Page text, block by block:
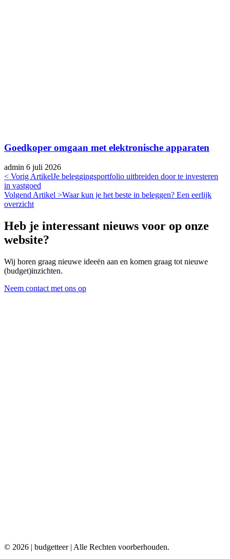
Goedkoper omgaan met elektronische apparaten
admin 6 juli 2026
< Vorig ArtikelJe beleggingsportfolio uitbreiden door te investeren
in vastgoed
Volgend Artikel >Waar kun je het beste in beleggen? Een eerlijk
overzicht
Heb je interessant nieuws voor op onze
website?
Wij horen graag nieuwe ideeën aan en komen graag tot nieuwe
(budget)inzichten.
Neem contact met ons op
© 2026 | budgetteer | Alle Rechten voorberhouden.